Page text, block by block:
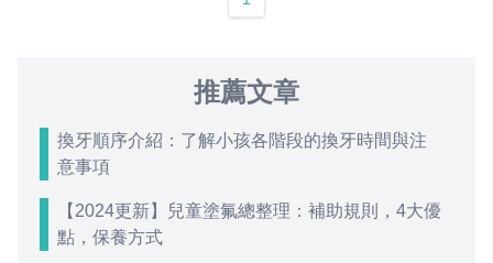
推薦文章
換牙順序介紹：了解小孩各階段的換牙時間與注
意事項
【2024更新】兒童塗氟總整理：補助規則，4大優
點，保養方式